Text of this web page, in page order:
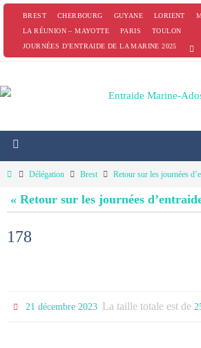
PasserBREST CHERBOURG GUYANE LORIENT
LA RÉUNION – MAYOTTE
PARIS
TOULON
JOURNÉES D’ENTRAIDE DE LA MARINE 2025
HomeDélégation Brest Retour sur les journées
« Retour sur les journées
178
21 décembre 2023 La taille totale est de